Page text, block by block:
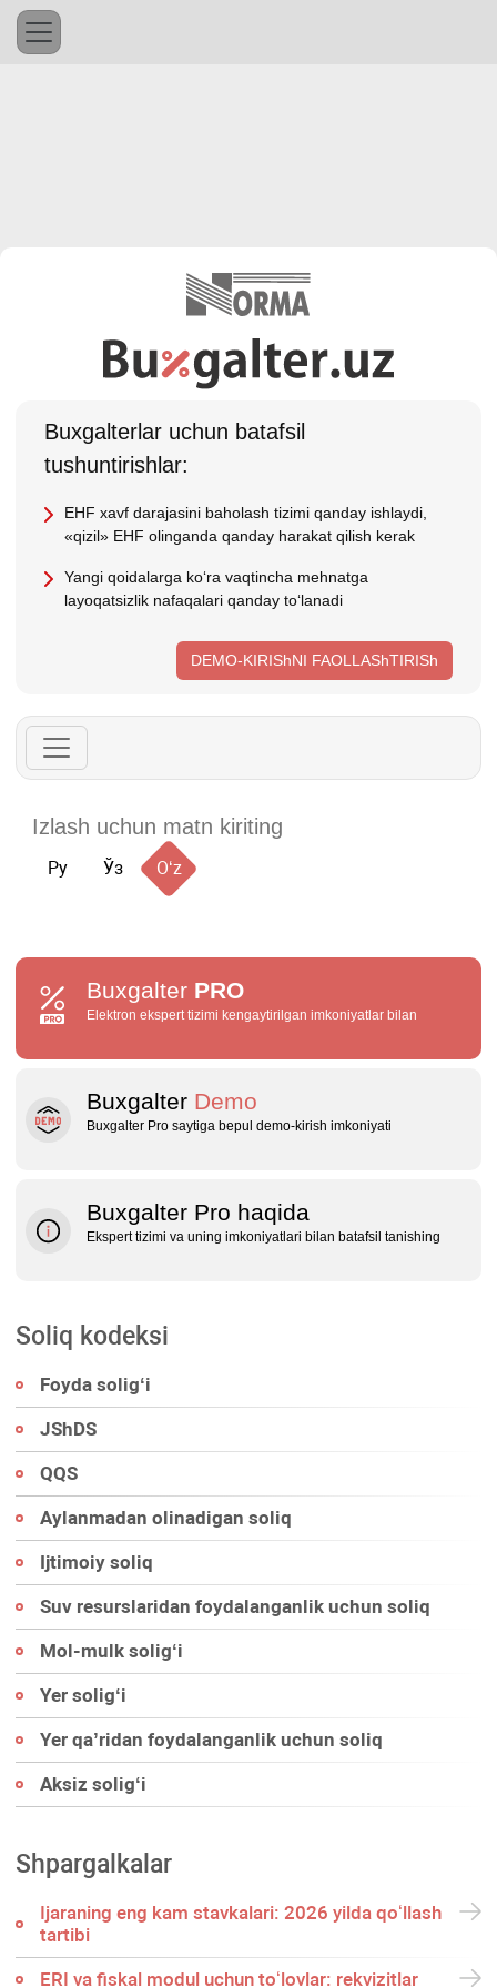
Buхgalterlar uchun batafsil
tushuntirishlar:
EHF хavf darajasini baholash tizimi qanday ishlaydi,
«qizil» EHF olinganda qanday harakat qilish kerak
Yangi qoidalarga koʻra vaqtincha mehnatga
layoqatsizlik nafaqalari qanday toʻlanadi
DEMO-KIRIShNI FAOLLAShTIRISh
Ру Ўз Oʻz
Buxgalter PRO
Elektron ekspert tizimi kengaytirilgan imkoniyatlar bilan
Buxgalter Demo
Buxgalter Pro saytiga bepul demo‑kirish imkoniyati
Buxgalter Pro haqida
Ekspert tizimi va uning imkoniyatlari bilan batafsil tanishing
Soliq kodeksi
Foyda soligʻi
JShDS
QQS
Aylanmadan olinadigan soliq
Ijtimoiy soliq
Suv resurslaridan foydalanganlik uchun soliq
Mol-mulk soligʻi
Yer soligʻi
Yer qa’ridan foydalanganlik uchun soliq
Aksiz soligʻi
Shpargalkalar
Ijaraning eng kam stavkalari: 2026 yilda qoʻllash
tartibi
ERI va fiskal modul uchun toʻlovlar: rekvizitlar